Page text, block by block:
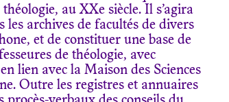
au XXe siècle. Il s’agira
archives de facultés de divers
et de constituer une base de
de théologie, avec
lien avec la Maison des Sciences
Outre les registres et annuaires